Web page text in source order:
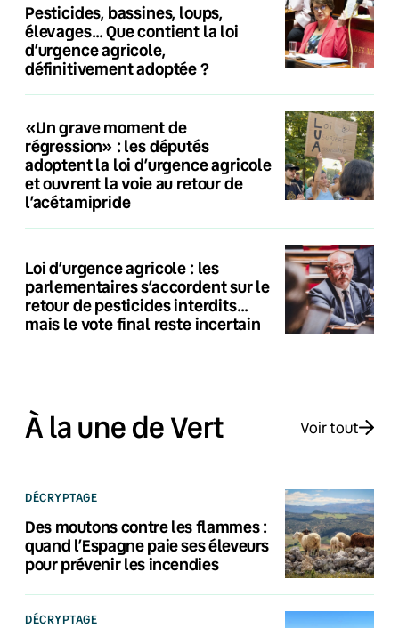
Pesticides, bassines, loups,
élevages… Que contient la loi
d’urgence agricole,
définitivement adoptée ?
«Un grave moment de
régression» : les députés
adoptent la loi d’urgence agricole
et ouvrent la voie au retour de
l’acétamipride
Loi d’urgence agricole : les
parlementaires s’accordent sur le
retour de pesticides interdits…
mais le vote final reste incertain
À la une de Vert Voir tout
DÉCRYPTAGE
Des moutons contre les flammes :
quand l’Espagne paie ses éleveurs
pour prévenir les incendies
DÉCRYPTAGE